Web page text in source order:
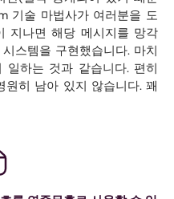
기술 마법사가 여러분을 도
지나면 해당 메시지를 망각
스템을 구현했습니다. 마치
일하는 것과 같습니다. 편히
히 남아 있지 않습니다. 꽤